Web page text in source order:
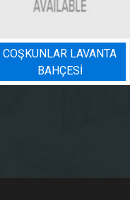
COŞKUNLAR LAVANTA
BAHÇESİ